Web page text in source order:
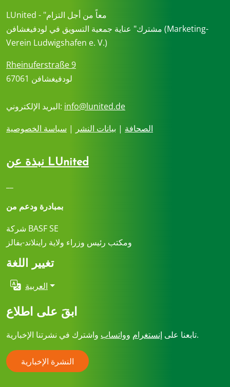
LUnited - "معاً من أجل التزام
مشترك" عناية جمعية التسويق في لودفيغشافن (Marketing-
Verein Ludwigshafen e. V.)
Rheinuferstraße 9
67061 لودفيغشافن
البريد الإلكتروني: info@lunited.de
الصحافة | بيانات النشر | سياسة الخصوصية
نبذة عن LUnited
بمبادرة ودعم من
شركة BASF SE
ومكتب رئيس وزراء ولاية راينلاند-بفالز
تغيير اللغة
العربية
ابقَ على اطلاع
تابعنا على إنستغرام وواتساب واشترك في نشرتنا الإخبارية.
النشرة الإخبارية